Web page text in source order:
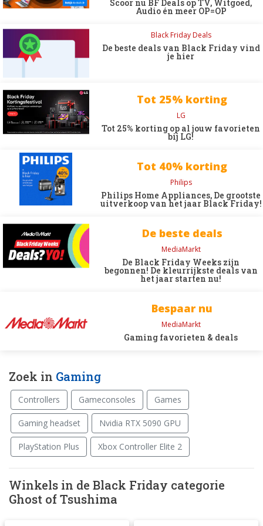
Scoor nu BF Deals op TV, Witgoed,
Audio én meer OP=OP
Black Friday Deals
De beste deals van Black Friday vind
je hier
Tot 25% korting
LG
Tot 25% korting op al jouw favorieten
bij LG!
Tot 40% korting
Philips
Philips Home Appliances, De grootste
uitverkoop van het jaar Black Friday!
De beste deals
MediaMarkt
De Black Friday Weeks zijn
begonnen! De kleurrijkste deals van
het jaar starten nu!
Bespaar nu
MediaMarkt
Gaming favorieten & deals
Zoek in Gaming
Controllers Gameconsoles Games
Gaming headset Nvidia RTX 5090 GPU
PlayStation Plus Xbox Controller Elite 2
Winkels in de Black Friday categorie
Ghost of Tsushima